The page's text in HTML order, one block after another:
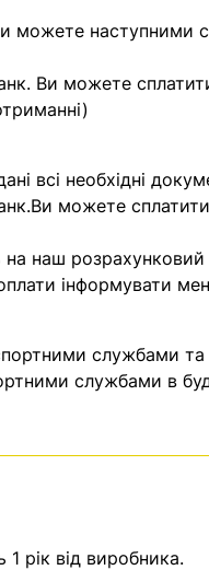
можете наступними
Ви можете
всі необхідні
можете
на наш
інформувати
службами та
службами в
1 рік від виробника.